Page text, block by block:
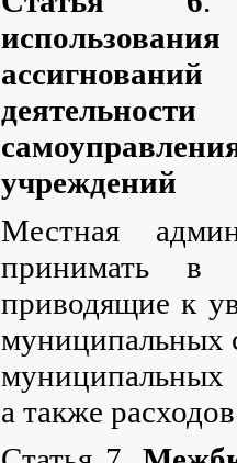
учреждений
Местная
принимать в
приводящие к
муниципальных
а также